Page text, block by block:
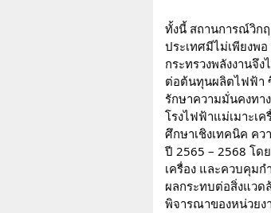
ทั้งนี้ สถานการณ์วิกฤ
ประเทศมีไม่เพียงพ
กระทรวงพลังงานจึ
ต่อต้นทุนผลิตไฟฟ้า
รักษาความมั่นคงทา
โรงไฟฟ้าแม่เมาะเ
ศึกษาเชิงเทคนิค ค
ปี 2565 – 2568 โด
เครื่อง และควบคุมก
ผลกระทบต่อสิ่งแวด
พิจารณาของหน่วยง